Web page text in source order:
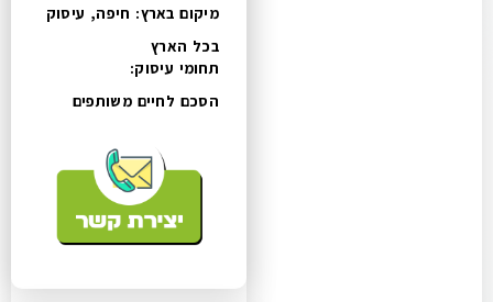
מיקום בארץ: חיפה, עיסוק
בכל הארץ
תחומי עיסוק:
הסכם לחיים משותפים